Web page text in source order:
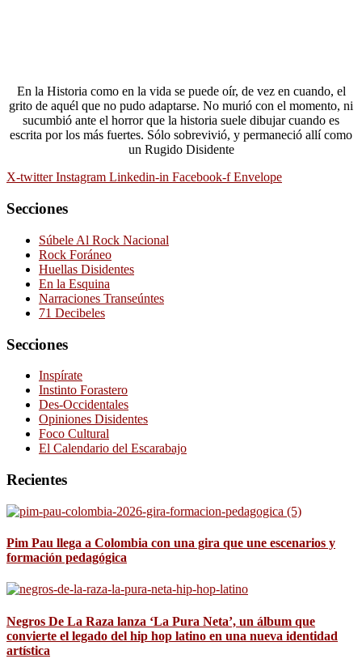
En la Historia como en la vida se puede oír, de vez en cuando, el
grito de aquél que no pudo adaptarse. No murió con el momento, ni
sucumbió ante el horror que la historia suele dibujar cuando es
escrita por los más fuertes. Sólo sobrevivió, y permaneció allí como
un Rugido Disidente
X-twitter Instagram Linkedin-in Facebook-f Envelope
Secciones
Súbele Al Rock Nacional
Rock Foráneo
Huellas Disidentes
En la Esquina
Narraciones Transeúntes
71 Decibeles
Secciones
Inspírate
Instinto Forastero
Des-Occidentales
Opiniones Disidentes
Foco Cultural
El Calendario del Escarabajo
Recientes
Pim Pau llega a Colombia con una gira que une escenarios y
formación pedagógica
Negros De La Raza lanza ‘La Pura Neta’, un álbum que
convierte el legado del hip hop latino en una nueva identidad
artística